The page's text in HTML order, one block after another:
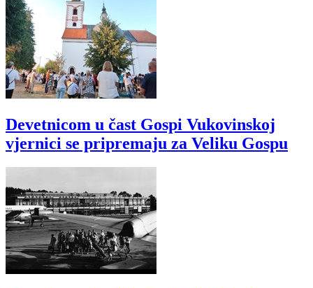
Devetnicom u čast Gospi Vukovinskoj
vjernici se pripremaju za Veliku Gospu